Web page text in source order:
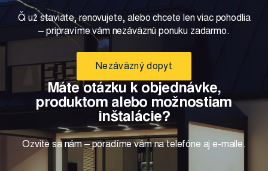
Či už staviate, renovujete, alebo chcete len viac pohodlia
– pripravíme vám nezáväznú ponuku zadarmo.
Nezáväzný dopyt
Máte otázku k objednávke,
produktom alebo možnostiam
inštalácie?
Ozvite sa nám – poradíme vám na telefóne aj e-maile.